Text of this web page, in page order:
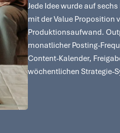
Jede Idee wurde auf
mit der Value Proposition
Produktionsaufwand.
monatlicher Posting-
Content-Kalender,
wöchentlichen Strategie-